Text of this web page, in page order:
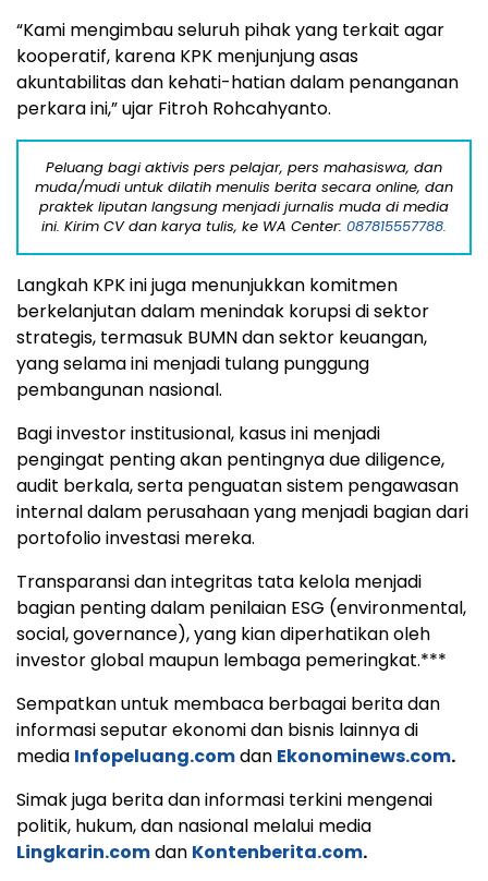
“Kami mengimbau seluruh pihak yang terkait agar
kooperatif, karena KPK menjunjung asas
akuntabilitas dan kehati-hatian dalam penanganan
perkara ini,” ujar Fitroh Rohcahyanto.
Peluang bagi aktivis pers pelajar, pers mahasiswa, dan
muda/mudi untuk dilatih menulis berita secara online, dan
praktek liputan langsung menjadi jurnalis muda di media
ini. Kirim CV dan karya tulis, ke WA Center: 087815557788.
Langkah KPK ini juga menunjukkan komitmen
berkelanjutan dalam menindak korupsi di sektor
strategis, termasuk BUMN dan sektor keuangan,
yang selama ini menjadi tulang punggung
pembangunan nasional.
Bagi investor institusional, kasus ini menjadi
pengingat penting akan pentingnya due diligence,
audit berkala, serta penguatan sistem pengawasan
internal dalam perusahaan yang menjadi bagian dari
portofolio investasi mereka.
Transparansi dan integritas tata kelola menjadi
bagian penting dalam penilaian ESG (environmental,
social, governance), yang kian diperhatikan oleh
investor global maupun lembaga pemeringkat.***
Sempatkan untuk membaca berbagai berita dan
informasi seputar ekonomi dan bisnis lainnya di
media Infopeluang.comdan Ekonominews.com.
Simak juga berita dan informasi terkini mengenai
politik, hukum, dan nasional melalui media
Lingkarin.comdan Kontenberita.com.